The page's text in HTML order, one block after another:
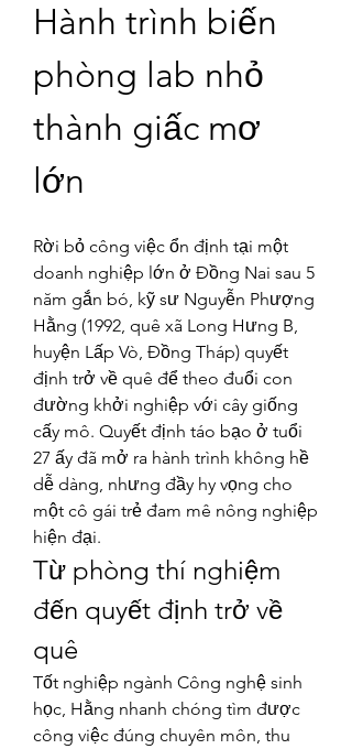
Hành trình biến
phòng lab nhỏ
thành giấc mơ
lớn
Rời bỏ công việc ổn định tại một
doanh nghiệp lớn ở Đồng Nai sau 5
năm gắn bó, kỹ sư Nguyễn Phượng
Hằng (1992, quê xã Long Hưng B,
huyện Lấp Vò, Đồng Tháp) quyết
định trở về quê để theo đuổi con
đường khởi nghiệp với cây giống
cấy mô. Quyết định táo bạo ở tuổi
27 ấy đã mở ra hành trình không hề
dễ dàng, nhưng đầy hy vọng cho
một cô gái trẻ đam mê nông nghiệp
hiện đại.
Từ phòng thí nghiệm
đến quyết định trở về
quê
Tốt nghiệp ngành Công nghệ sinh
học, Hằng nhanh chóng tìm được
công việc đúng chuyên môn, thu